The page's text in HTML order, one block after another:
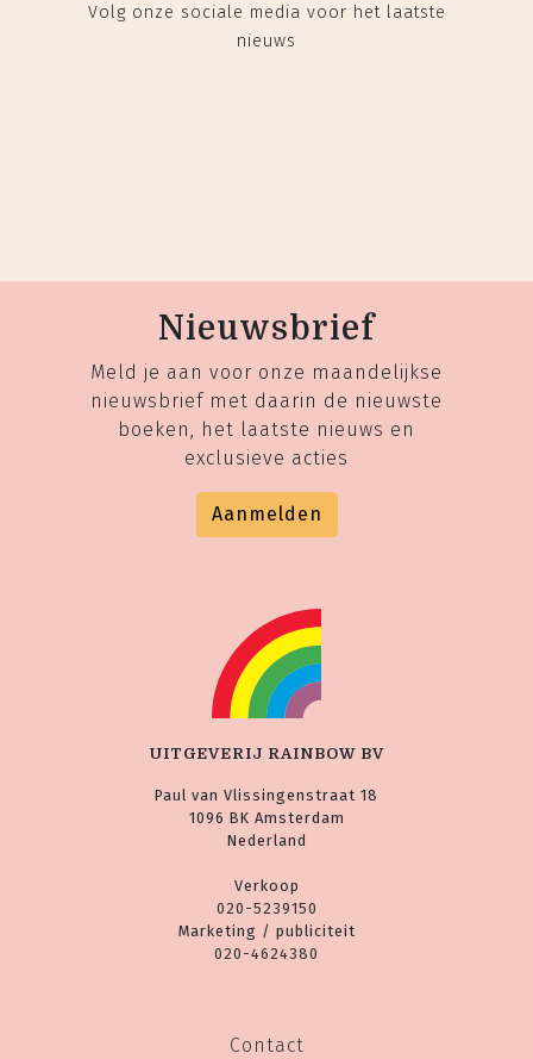
Volg onze sociale media voor het laatste
nieuws
Nieuwsbrief
Meld je aan voor onze maandelijkse
nieuwsbrief met daarin de nieuwste
boeken, het laatste nieuws en
exclusieve acties
Aanmelden
UITGEVERIJ RAINBOW BV
Paul van Vlissingenstraat 18
1096 BK Amsterdam
Nederland
Verkoop
020-5239150
Marketing / publiciteit
020-4624380
Contact